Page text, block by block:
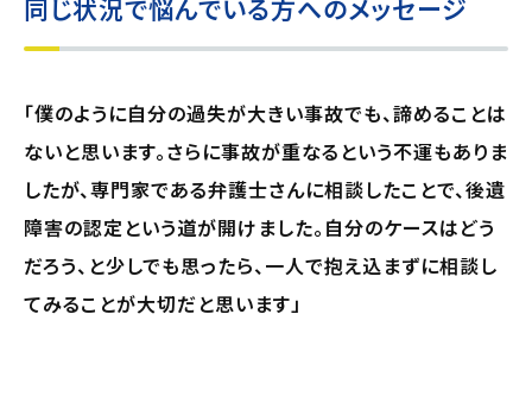
同じ状況で悩んでいる方へのメッセージ
「僕のように自分の過失が大きい事故でも、諦めることは
ないと思います。さらに事故が重なるという不運もありま
したが、専門家である弁護士さんに相談したことで、後遺
障害の認定という道が開けました。自分のケースはどう
だろう、と少しでも思ったら、一人で抱え込まずに相談し
てみることが大切だと思います」